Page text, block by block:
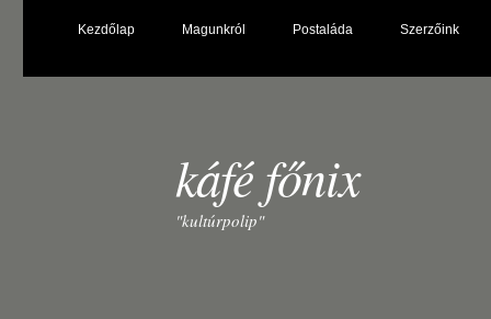
Kezdőlap Magunkról Postaláda Szerzőink
káfé főnix
"kultúrpolip"